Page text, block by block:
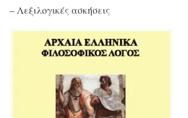
– Λεξιλογικές ασκήσεις